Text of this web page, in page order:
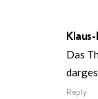
Das
Reply